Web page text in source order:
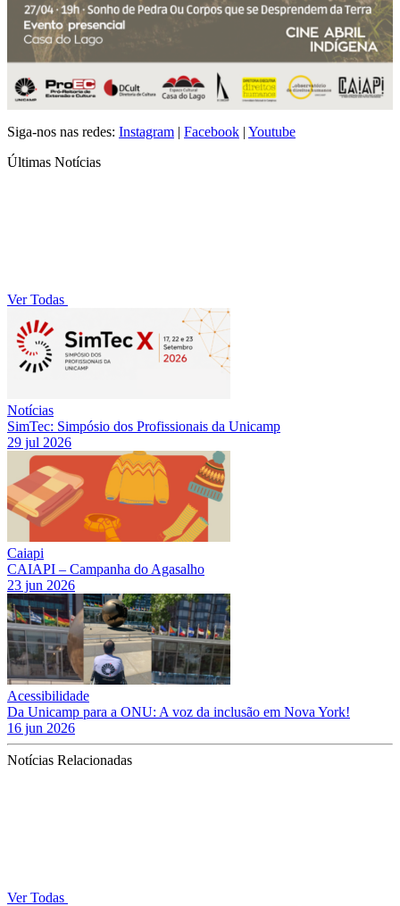
Siga-nos nas redes: Instagram | Facebook | Youtube
Últimas Notícias
Ver Todas
Notícias
SimTec: Simpósio dos Profissionais da Unicamp
29 jul 2026
Caiapi
CAIAPI – Campanha do Agasalho
23 jun 2026
Acessibilidade
Da Unicamp para a ONU: A voz da inclusão em Nova York!
16 jun 2026
Notícias Relacionadas
Ver Todas